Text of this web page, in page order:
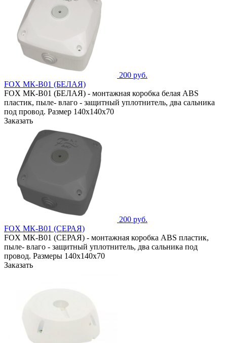
200 руб.
FOX МК-В01 (БЕЛАЯ)
FOX МК-В01 (БЕЛАЯ) - монтажная коробка белая ABS
пластик, пыле- влаго - защитный уплотнитель, два сальника
под провод. Размер 140x140х70
Заказать
200 руб.
FOX МК-В01 (СЕРАЯ)
FOX МК-В01 (СЕРАЯ) - монтажная коробка ABS пластик,
пыле- влаго - защитный уплотнитель, два сальника под
провод. Размеры 140x140х70
Заказать